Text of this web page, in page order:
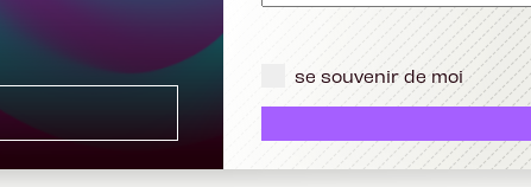
se souvenir de moi